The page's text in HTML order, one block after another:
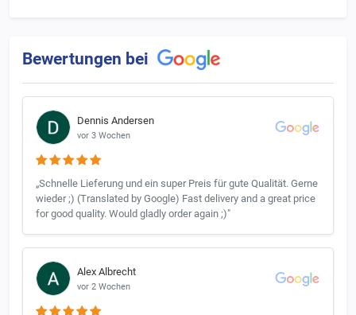
Bewertungen bei
Dennis Andersen
vor 3 Wochen
„Schnelle Lieferung und ein super Preis für gute Qualität. Gerne
wieder ;) (Translated by Google) Fast delivery and a great price
for good quality. Would gladly order again ;)"
Alex Albrecht
vor 2 Wochen